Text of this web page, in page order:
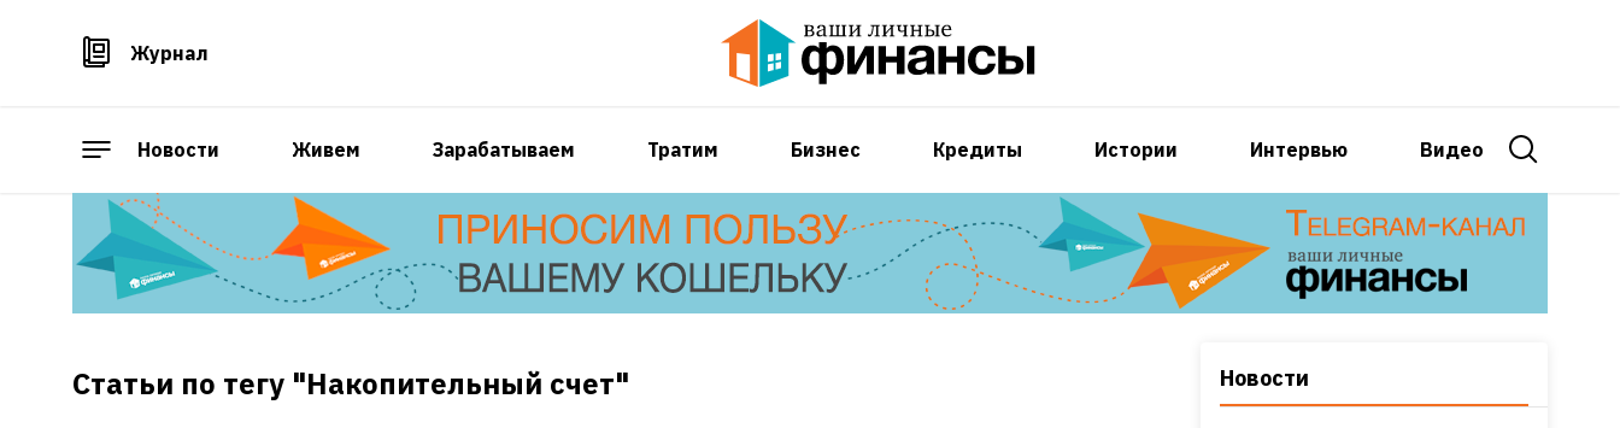
Журнал
Новости Живем Зарабатываем Тратим Бизнес Кредиты Истории Интервью Видео
Статьи по тегу "Накопительный счет" Новости